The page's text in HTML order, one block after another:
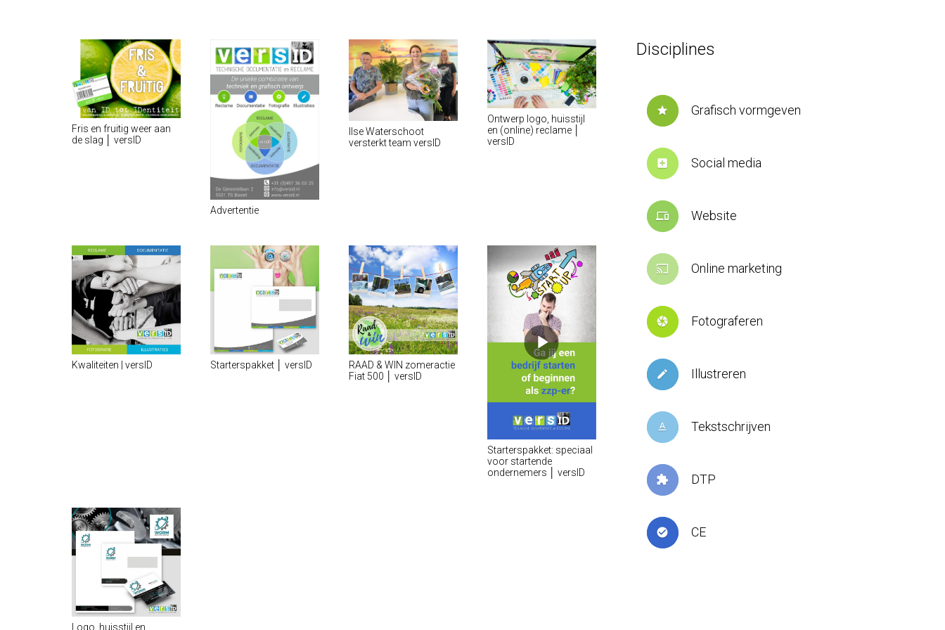
Fris en fruitig weer aan
de slag │ versID
Advertentie
Ilse Waterschoot
versterkt team versID
Ontwerp logo, huisstijl
en (online) reclame │
versID
Kwaliteiten | versID Starterspakket │ versID
RAAD & WIN zomeractie
Fiat 500 │ versID
Starterspakket: speciaal
voor startende
ondernemers │ versID
Logo, huisstijl en
Disciplines
star Grafisch vormgeven
add_box Social media
devices Website
cast Online marketing
camera Fotograferen
create Illustreren
text_format Tekstschrijven
extension DTP
check_circle CE